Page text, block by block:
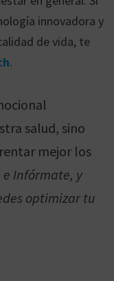
innovadora y
de vida, te
.
salud, sino
mejor los
e Infórmate, y
optimizar tu